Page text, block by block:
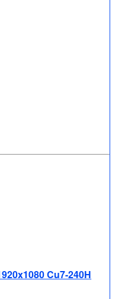
Cu7-240H